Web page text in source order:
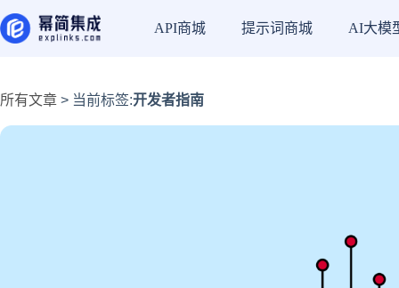
API商城 提示词商城 AI大模
所有文章 > 当前标签:开发者指南